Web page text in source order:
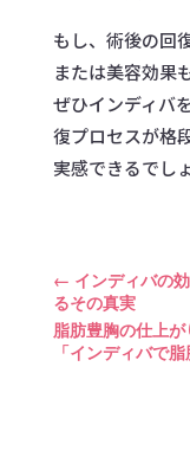
もし、術後の回
または美容効果
ぜひインディバ
復プロセスが格
実感できるでし
← インディバの
るその真実
脂肪豊胸の仕上
「インディバで